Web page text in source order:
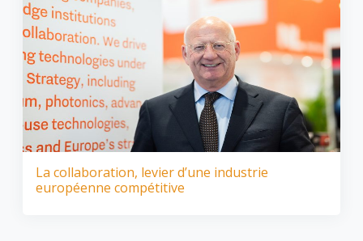
La collaboration, levier d’une industrie
européenne compétitive